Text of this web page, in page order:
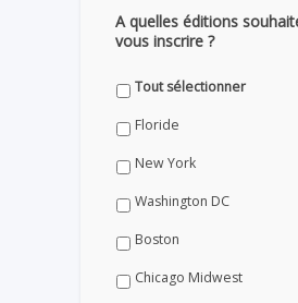
A quelles éditions
vous inscrire ?
Tout sélectionner
Floride
New York
Washington DC
Boston
Chicago Midwest